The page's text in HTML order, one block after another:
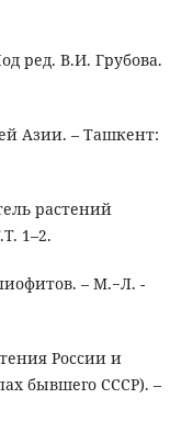
ред. В.И. Грубова.
Азии. – Ташкент:
растений
1–2.
– М.−Л. -
России и
бывшего СССР). –